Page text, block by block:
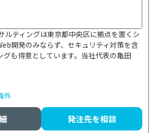
ルティングは東京都中央区に拠点を置くシ
開発のみならず、セキュリティ対策を含
グも得意としています。当社代表の亀田
外
発注先を相談